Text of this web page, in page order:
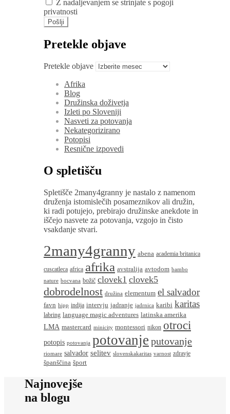
Z nadaljevanjem se strinjate s pogoji
privatnosti
Pretekle objave
Pretekle objave
Afrika
Blog
Družinska doživetja
Izleti po Sloveniji
Nasveti za potovanja
Nekategorizirano
Potopisi
Resnične izpovedi
O spletišču
Spletišče 2many4granny je nastalo z namenom
druženja istomislečih posameznikov ali družin,
ki radi potujejo, prebirajo družinske anekdote in
iščejo nasvete za potovanja, vzgojo in čisto
vsakdanje stvari.
2many4granny abena academia britanica
cuscatleca africa afrika avstralija avtodom bambo
nature bocvana božič clovek1 clovek5
dobrodelnost družina elementum el salvador
favn hipp indija intervju jadranje jadrnica karibi karitas
labring language magic adventures latinska amerika
LMA mastercard minicity montessori nikon otroci
potopis potovanja potovanje putovanje
riomare salvador selitev slovenskakaritas varnost zdravje
španščina šport
Najnovejše
na blogu